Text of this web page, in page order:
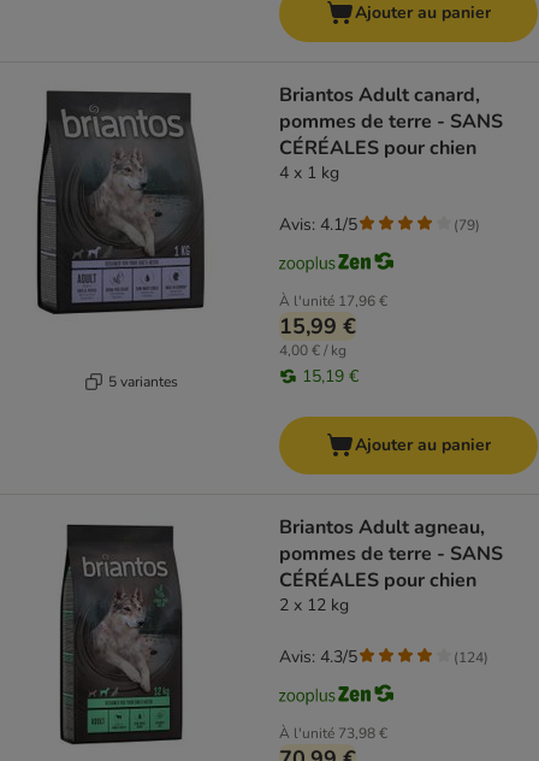
Ajouter au panier
5 variantes
Briantos Adult canard,
pommes de terre - SANS
CÉRÉALES pour chien
4 x 1 kg
À l'unité 17,96 €
15,99 €
4,00 € / kg
15,19 €
Avis: 4.1/5 (79)
Ajouter au panier
Briantos Adult agneau,
pommes de terre - SANS
CÉRÉALES pour chien
2 x 12 kg
À l'unité 73,98 €
Avis: 4.3/5 (124)